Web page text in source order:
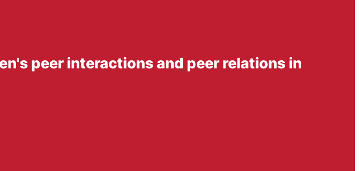
peer interactions and peer relations in